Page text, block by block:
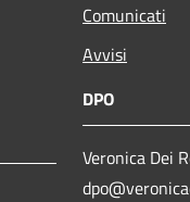
Comunicati
Avvisi
DPO
Veronica Dei